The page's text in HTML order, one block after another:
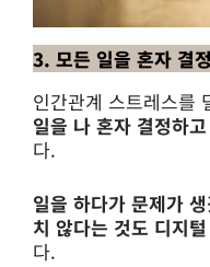
3. 모든 일을 혼자 결
인간관계 스트레스를
일을 나 혼자 결정하
다.
일을 하다가 문제가
치 않다는 것도 디지
다.